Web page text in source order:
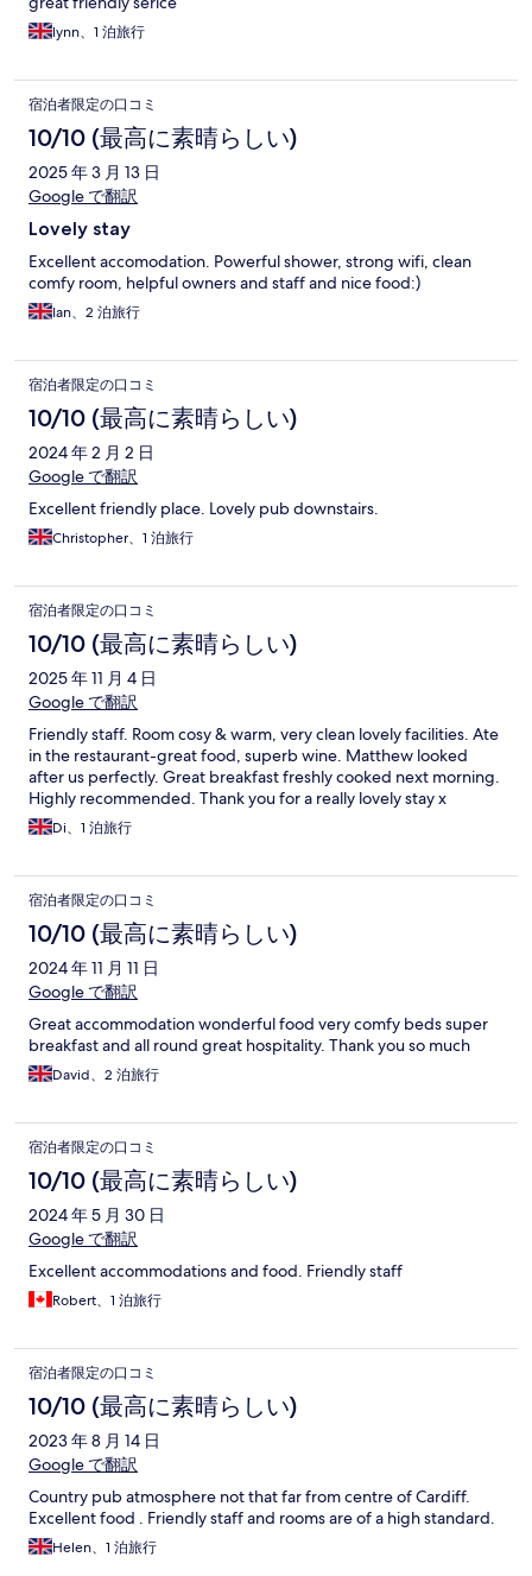
lynn、1 泊旅行
宿泊者限定の口コミ
10/10 (最高に素晴らしい)
2025 年 3 月 13 日
Google で翻訳
Lovely stay
Excellent accomodation. Powerful shower, strong wifi, clean
comfy room, helpful owners and staff and nice food:)
Ian、2 泊旅行
宿泊者限定の口コミ
10/10 (最高に素晴らしい)
2024 年 2 月 2 日
Google で翻訳
Excellent friendly place. Lovely pub downstairs.
Christopher、1 泊旅行
宿泊者限定の口コミ
10/10 (最高に素晴らしい)
2025 年 11 月 4 日
Google で翻訳
Friendly staff. Room cosy & warm, very clean lovely facilities. Ate
in the restaurant-great food, superb wine. Matthew looked
after us perfectly. Great breakfast freshly cooked next morning.
Highly recommended. Thank you for a really lovely stay x
Di、1 泊旅行
宿泊者限定の口コミ
10/10 (最高に素晴らしい)
2024 年 11 月 11 日
Google で翻訳
Great accommodation wonderful food very comfy beds super
breakfast and all round great hospitality. Thank you so much
David、2 泊旅行
宿泊者限定の口コミ
10/10 (最高に素晴らしい)
2024 年 5 月 30 日
Google で翻訳
Excellent accommodations and food. Friendly staff
Robert、1 泊旅行
宿泊者限定の口コミ
10/10 (最高に素晴らしい)
2023 年 8 月 14 日
Google で翻訳
Country pub atmosphere not that far from centre of Cardiff.
Excellent food . Friendly staff and rooms are of a high standard.
Helen、1 泊旅行